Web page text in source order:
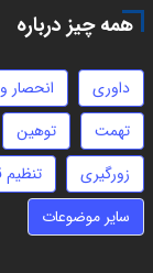
همه چیز درباره
داوری انحصار
تهمت
توهین
زورگیری
تنظیم
سایر موضوعات